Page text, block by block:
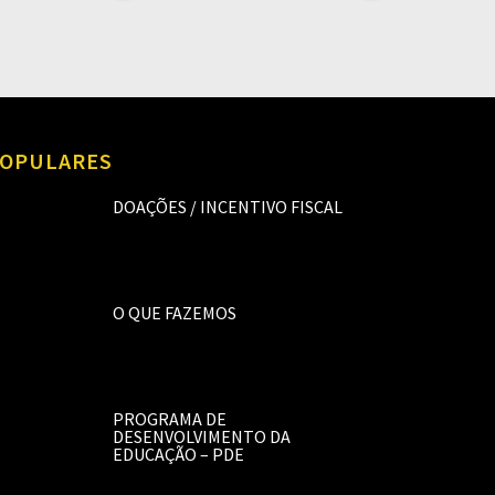
DOAÇÕES / INCENTIVO FISCAL
O QUE FAZEMOS
PROGRAMA DE
DESENVOLVIMENTO DA
EDUCAÇÃO – PDE